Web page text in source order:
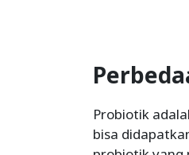
Probiotik
bisa